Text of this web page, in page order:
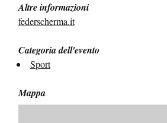
Altre informazioni
federscherma.it
Categoria dell'evento
Sport
Mappa